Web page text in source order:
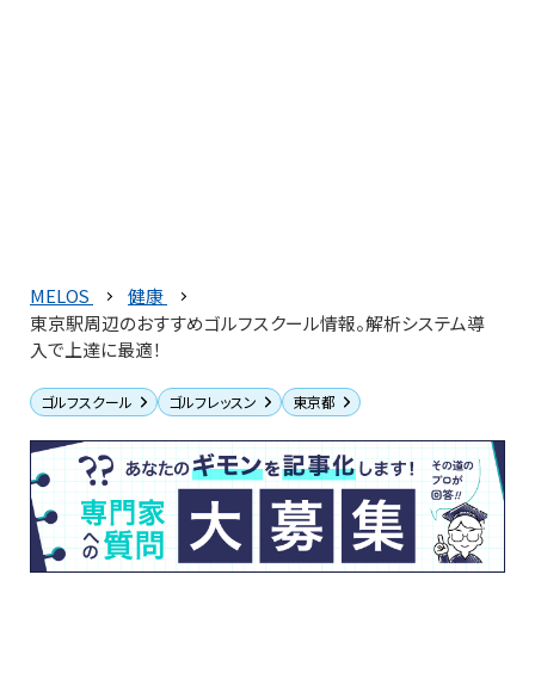
MELOS
健康
東京駅周辺のおすすめゴルフスクール情報。解析システム導
入で上達に最適！
ゴルフスクール ゴルフレッスン 東京都